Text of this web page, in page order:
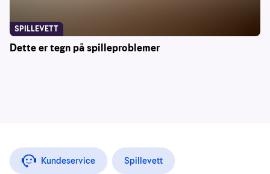
Dette er tegn på spilleproblemer
SPILLEVETT
Kundeservice Spillevett